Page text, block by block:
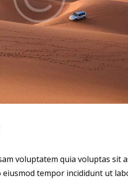
voluptatem quia voluptas sit
eiusmod tempor incididunt ut